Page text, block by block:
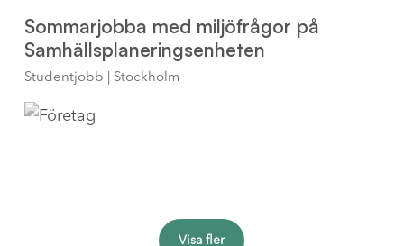
Sommarjobba med miljöfrågor på
Samhällsplaneringsenheten
Studentjobb | Stockholm
Visa fler